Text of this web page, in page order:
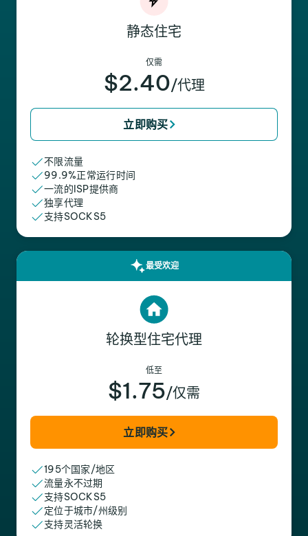
静态住宅
仅需
$2.40/代理
立即购买
不限流量
99.9%正常运行时间
一流的ISP提供商
独享代理
支持SOCKS5
最受欢迎
轮换型住宅代理
低至
$1.75/仅需
立即购买
195个国家/地区
流量永不过期
支持SOCKS5
定位于城市/州级别
支持灵活轮换